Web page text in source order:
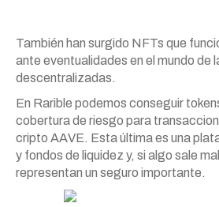
También han surgido NFTs que
ante eventualidades en el mundo de
descentralizadas.
En Rarible podemos conseguir
cobertura de riesgo para
cripto AAVE. Esta última es una
y fondos de liquidez y, si algo sale
representan un seguro importante.